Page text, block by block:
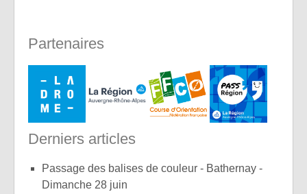
Partenaires
Derniers articles
Passage des balises de couleur - Bathernay -
Dimanche 28 juin